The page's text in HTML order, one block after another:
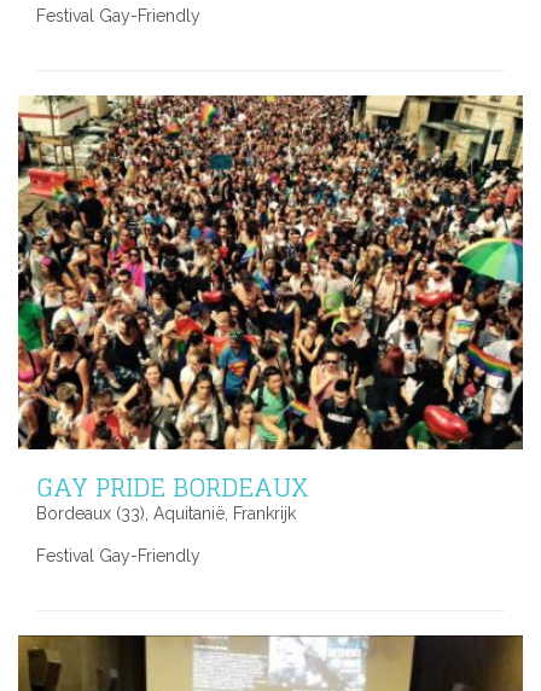
Festival Gay-Friendly
GAY PRIDE BORDEAUX
Bordeaux (33), Aquitanië, Frankrijk
Festival Gay-Friendly